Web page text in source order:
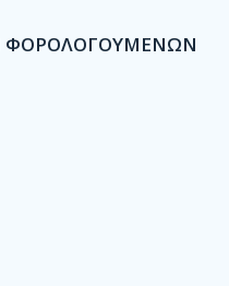
ΦΟΡΟΛΟΓΟΥΜΕΝΩΝ